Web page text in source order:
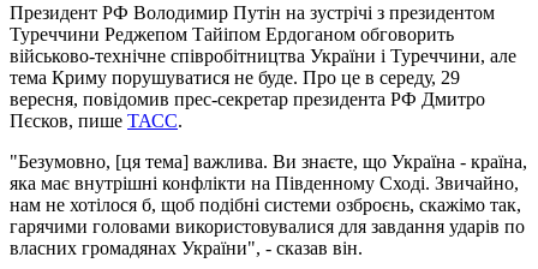
Президент РФ Володимир Путін на зустрічі з президентом
Туреччини Реджепом Тайіпом Ердоганом обговорить
військово-технічне співробітництва України і Туреччини, але
тема Криму порушуватися не буде. Про це в середу, 29
вересня, повідомив прес-секретар президента РФ Дмитро
Пєсков, пише ТАСС.
"Безумовно, [ця тема] важлива. Ви знаєте, що Україна - країна,
яка має внутрішні конфлікти на Південному Сході. Звичайно,
нам не хотілося б, щоб подібні системи озброєнь, скажімо так,
гарячими головами використовувалися для завдання ударів по
власних громадянах України", - сказав він.